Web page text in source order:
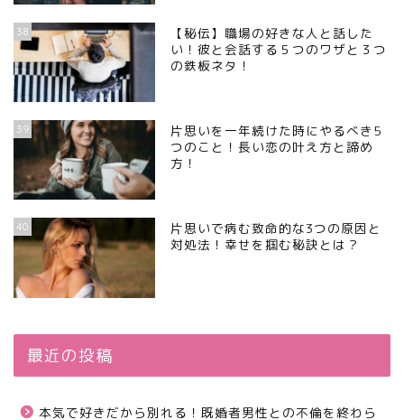
38
【秘伝】職場の好きな人と話した
い！彼と会話する５つのワザと３つ
の鉄板ネタ！
39
片思いを一年続けた時にやるべき5
つのこと！長い恋の叶え方と諦め
方！
40
片思いで病む致命的な3つの原因と
対処法！幸せを掴む秘訣とは？
最近の投稿
本気で好きだから別れる！既婚者男性との不倫を終わら